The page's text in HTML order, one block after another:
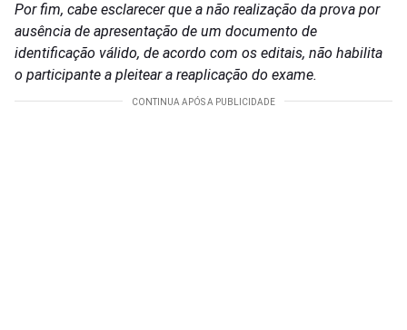
Por fim, cabe esclarecer que a não realização da prova por
ausência de apresentação de um documento de
identificação válido, de acordo com os editais, não habilita
o participante a pleitear a reaplicação do exame.